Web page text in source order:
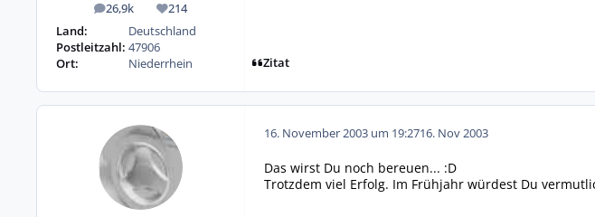
26,9k
Beiträge 214
Reputation
Land:
Deutschland
Postleitzahl: 47906
Ort:
Niederrhein Zitat
16. November 2003 um 19:2716. Nov 2003
Das wirst Du noch bereuen... :D
Trotzdem viel Erfolg. Im Frühjahr würdest Du